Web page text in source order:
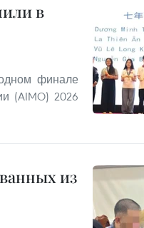
в
финале
(AIMO) 2026
из